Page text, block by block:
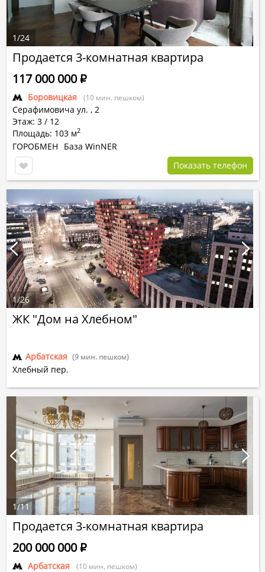
Продается 3-комнатная квартира
Боровицкая (10 мин. пешком)
Серафимовича ул. , 2
Этаж: 3 / 12
Площадь: 103 м2
117 000 000Р
ГОРОБМЕН
База WinNER
Показать телефон
1/24
ЖК "Дом на Хлебном"
Арбатская (9 мин. пешком)
Хлебный пер.
1/26
Продается 3-комнатная квартира
Арбатская (10 мин. пешком)
200 000 000Р
1/11